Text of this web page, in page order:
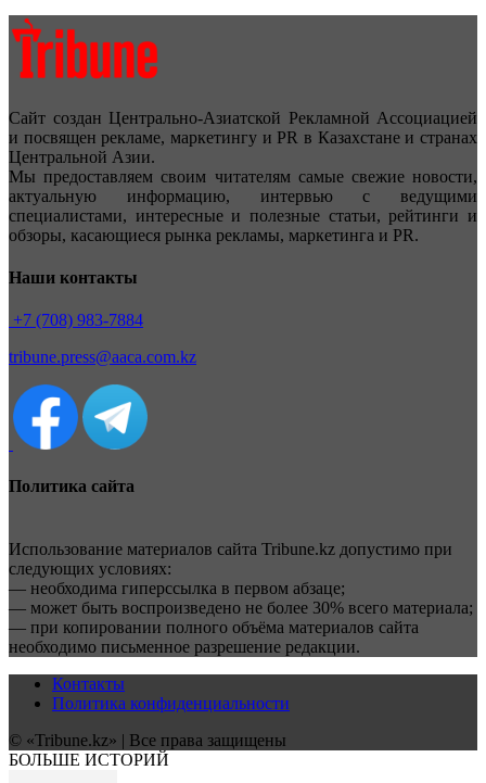
Сайт создан Центрально-Азиатской Рекламной Ассоциацией
и посвящен рекламе, маркетингу и PR в Казахстане и странах
Центральной Азии.
Мы предоставляем своим читателям самые свежие новости,
актуальную информацию, интервью с ведущими
специалистами, интересные и полезные статьи, рейтинги и
обзоры, касающиеся рынка рекламы, маркетинга и PR.
Наши контакты
+7 (708) 983-7884
tribune.press@aaca.com.kz
Политика сайта
Использование материалов сайта Tribune.kz допустимо при
следующих условиях:
— необходима гиперссылка в первом абзаце;
— может быть воспроизведено не более 30% всего материала;
— при копировании полного объёма материалов сайта
необходимо письменное разрешение редакции.
Контакты
Политика конфиденциальности
© «Tribune.kz» | Все права защищены
БОЛЬШЕ ИСТОРИЙ